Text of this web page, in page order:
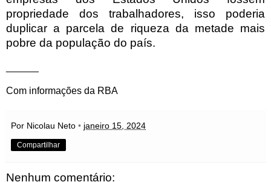
propriedade dos trabalhadores, isso poderia
duplicar a parcela de riqueza da metade mais
pobre da população do país.
Com informações da RBA
Por Nicolau Neto • janeiro 15, 2024
Compartilhar
Nenhum comentário: